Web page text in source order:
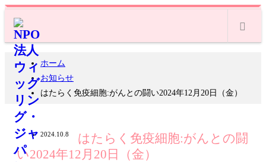
ホーム
お知らせ
はたらく免疫細胞:がんとの闘い2024年12月20日（金）
2024.10.8
はたらく免疫細胞:がんとの闘
い2024年12月20日（金）